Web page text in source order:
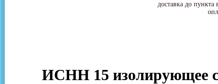
доставка до
ИСНН 15 изолирующее